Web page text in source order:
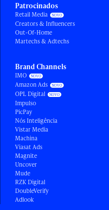
Patrocinados
Retail Media
Creators & Influencers
Out-Of-Home
Martechs & Adtechs
Brand Channels
IMO
Amazon Ads
OPL Digital
Impulso
PicPay
Nós Inteligência
Vistar Media
Machina
Viasat Ads
Magnite
Uncover
Mude
RZK Digital
DoubleVerify
Adlook